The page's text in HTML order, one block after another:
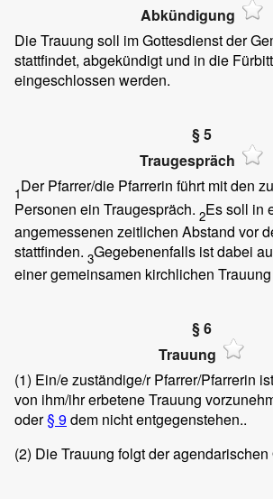
Abkündigung
Die Trauung soll im Gottesdienst der
stattfindet, abgekündigt und in die
eingeschlossen werden.
§ 5
Traugespräch
1Der Pfarrer/die Pfarrerin führt mit den
Personen ein Traugespräch. 2Es soll in
angemessenen zeitlichen Abstand vor
stattfinden. 3Gegebenenfalls ist dabei
einer gemeinsamen kirchlichen
§ 6
Trauung
(1) Ein/e zuständige/r Pfarrer/Pfarrerin
von ihm/ihr erbetene Trauung
oder§ 9dem nicht entgegenstehen..
(2) Die Trauung folgt der agendarischen